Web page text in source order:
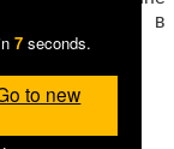
мая с.г. в
Дейнауском
Лебапского
скончался
7 seconds.
to new